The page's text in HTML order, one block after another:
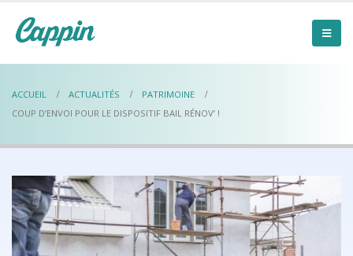
ACCUEIL ACTUALITÉS
PATRIMOINE
COUP D’ENVOI POUR LE DISPOSITIF BAIL RÉNOV’ !